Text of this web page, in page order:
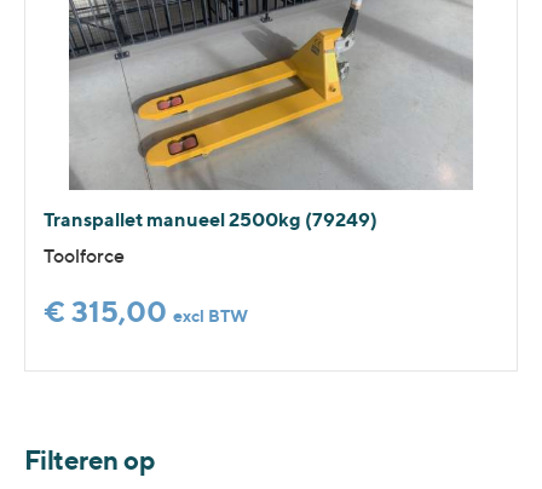
Transpallet manueel 2500kg (79249)
Toolforce
€ 315,00 excl BTW
Filteren op